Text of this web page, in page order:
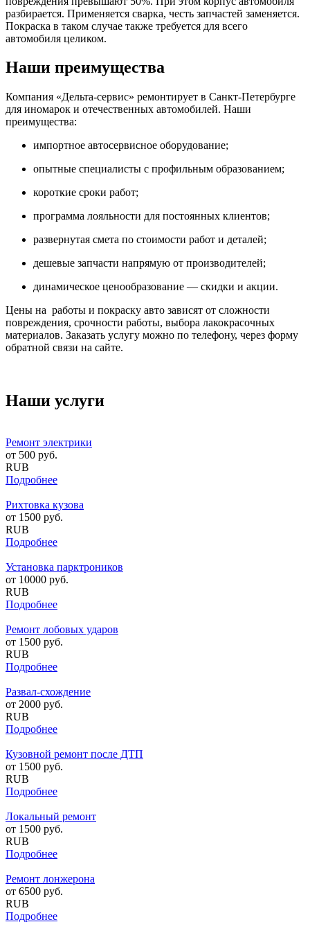
разбирается. Применяется сварка, честь запчастей заменяется.
Покраска в таком случае также требуется для всего
автомобиля целиком.
Наши преимущества
Компания «Дельта-сервис» ремонтирует в Санкт-Петербурге
для иномарок и отечественных автомобилей. Наши
преимущества:
импортное автосервисное оборудование;
опытные специалисты с профильным образованием;
короткие сроки работ;
программа лояльности для постоянных клиентов;
развернутая смета по стоимости работ и деталей;
дешевые запчасти напрямую от производителей;
динамическое ценообразование — скидки и акции.
Цены на работы и покраску авто зависят от сложности
повреждения, срочности работы, выбора лакокрасочных
материалов. Заказать услугу можно по телефону, через форму
обратной связи на сайте.
Наши услуги
Ремонт электрики
от 500 руб.
RUB
Подробнее
Рихтовка кузова
от 1500 руб.
RUB
Подробнее
Установка парктроников
от 10000 руб.
RUB
Подробнее
Ремонт лобовых ударов
от 1500 руб.
RUB
Подробнее
Развал-схождение
от 2000 руб.
RUB
Подробнее
Кузовной ремонт после ДТП
от 1500 руб.
RUB
Подробнее
Локальный ремонт
от 1500 руб.
RUB
Подробнее
Ремонт лонжерона
от 6500 руб.
RUB
Подробнее